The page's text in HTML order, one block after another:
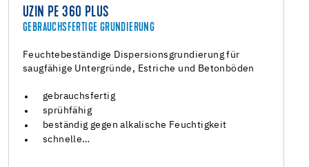
UZIN PE 360 PLUS
GEBRAUCHSFERTIGE GRUNDIERUNG
Feuchtebeständige Dispersionsgrundierung für
saugfähige Untergründe, Estriche und Betonböden
gebrauchsfertig
sprühfähig
beständig gegen alkalische Feuchtigkeit
schnelle…